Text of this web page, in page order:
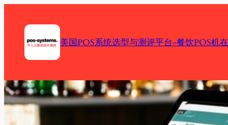
content
美国POS系统选型与测评平台-餐饮POS机